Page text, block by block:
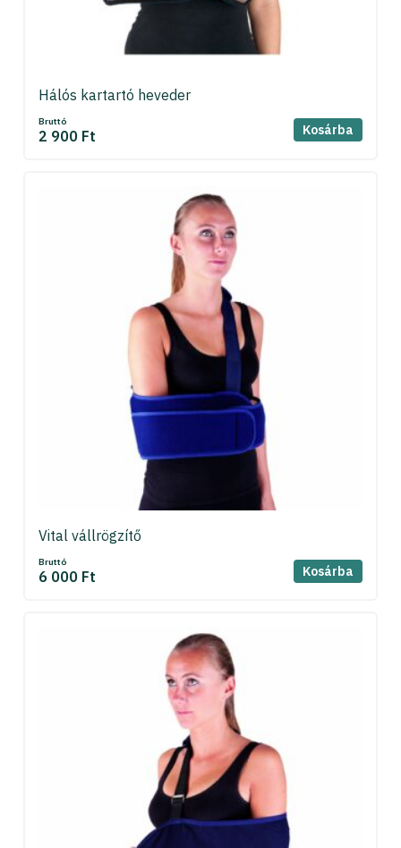
Hálós kartartó heveder
Bruttó
2 900 Ft Kosárba
Vital vállrögzítő
Bruttó
6 000 Ft Kosárba